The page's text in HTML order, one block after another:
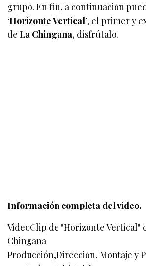
grupo. En fin, a continuación
‘Horizonte Vertical’, el primer y
deLa Chingana, disfrútalo.
Información completa del video.
VideoClip de "Horizonte Vertical"
Chingana
Producción,Dirección, Montaje y